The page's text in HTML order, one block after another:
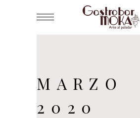
MARZO
2020